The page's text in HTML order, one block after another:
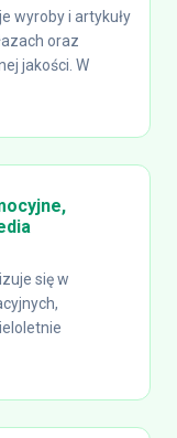
wyroby i artykuły
oraz
jakości. W
się w